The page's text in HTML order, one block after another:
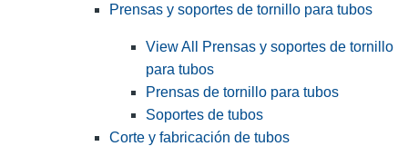
Prensas y soportes de tornillo para tubos
View All Prensas y soportes de tornillo
para tubos
Prensas de tornillo para tubos
Soportes de tubos
Corte y fabricación de tubos